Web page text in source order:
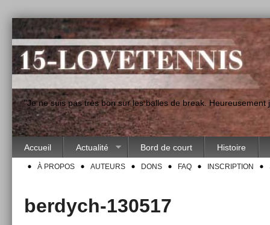
"Je ne suis pas très bon sur les balles de break.
Accueil Actualité Bord de court Histoire
À PROPOS AUTEURS DONS FAQ INSCRIPTION
berdych-130517